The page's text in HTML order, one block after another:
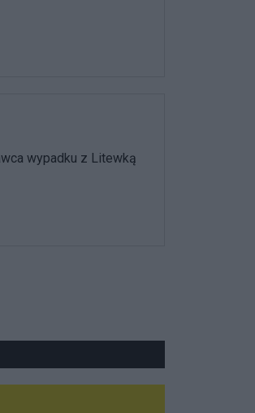
wypadku z Litewką